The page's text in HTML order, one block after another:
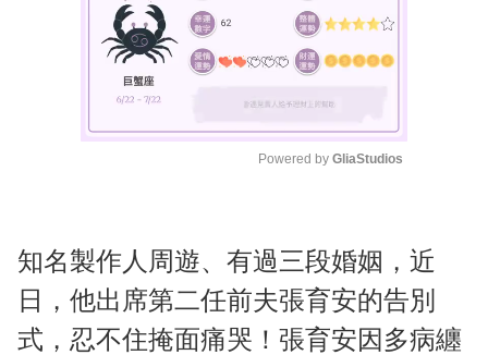
e
Powered by GliaStudios
知名製作人周遊、有過三段婚姻，近
日，他出席第二任前夫張育安的告別
式，忍不住掩面痛哭！張育安因多病纏